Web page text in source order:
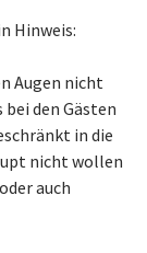
Hinweis:
Augen nicht
den Gästen
in die
nicht wollen
auch